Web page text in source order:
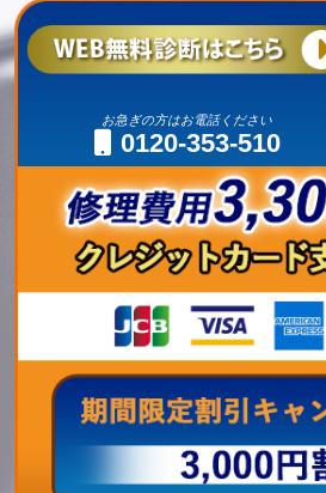
お急ぎの方はお電話ください
0120-353-510